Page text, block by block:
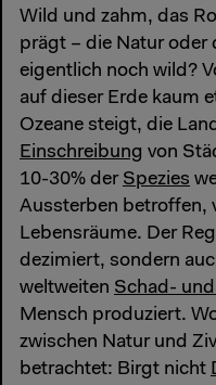
Wild und zahm, das
prägt – die Natur oder
eigentlich noch wild?
auf dieser Erde kaum
Ozeane steigt, die
Einschreibung von
10-30% der Spezies
Aussterben betroffen,
Lebensräume. Der
dezimiert, sondern
weltweiten Schad-
Mensch produziert.
zwischen Natur und
betrachtet: Birgt nicht